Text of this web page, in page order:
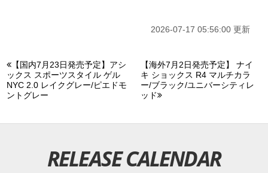
2026-07-17 05:56:00 更新
【国内7月23日発売予定】アシ
ックス スポーツスタイル ゲル
NYC 2.0 レイクグレー/ピエドモ
ントグレー
【海外7月2日発売予定】 ナイ
キ ショックス R4 マルチカラ
ー/ブラック/ユニバーシティレ
ッド
RELEASE CALENDAR